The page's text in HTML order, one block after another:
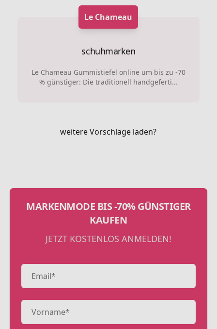
Le Chameau
schuhmarken
Le Chameau Gummistiefel online um bis zu -70
% günstiger: Die traditionell handgeferti...
weitere Vorschläge laden?
MARKENMODE BIS -70% GÜNSTIGER
KAUFEN
JETZT KOSTENLOS ANMELDEN!